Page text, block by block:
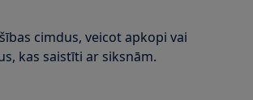
cimdus, veicot apkopi vai
kas saistīti ar siksnām.